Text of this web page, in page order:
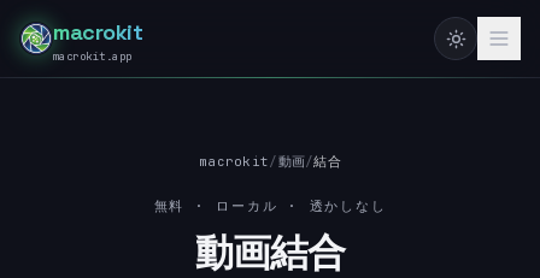
macrokit
macrokit.app
macrokit/動画/結合
無料 · ローカル · 透かしなし
動画結合